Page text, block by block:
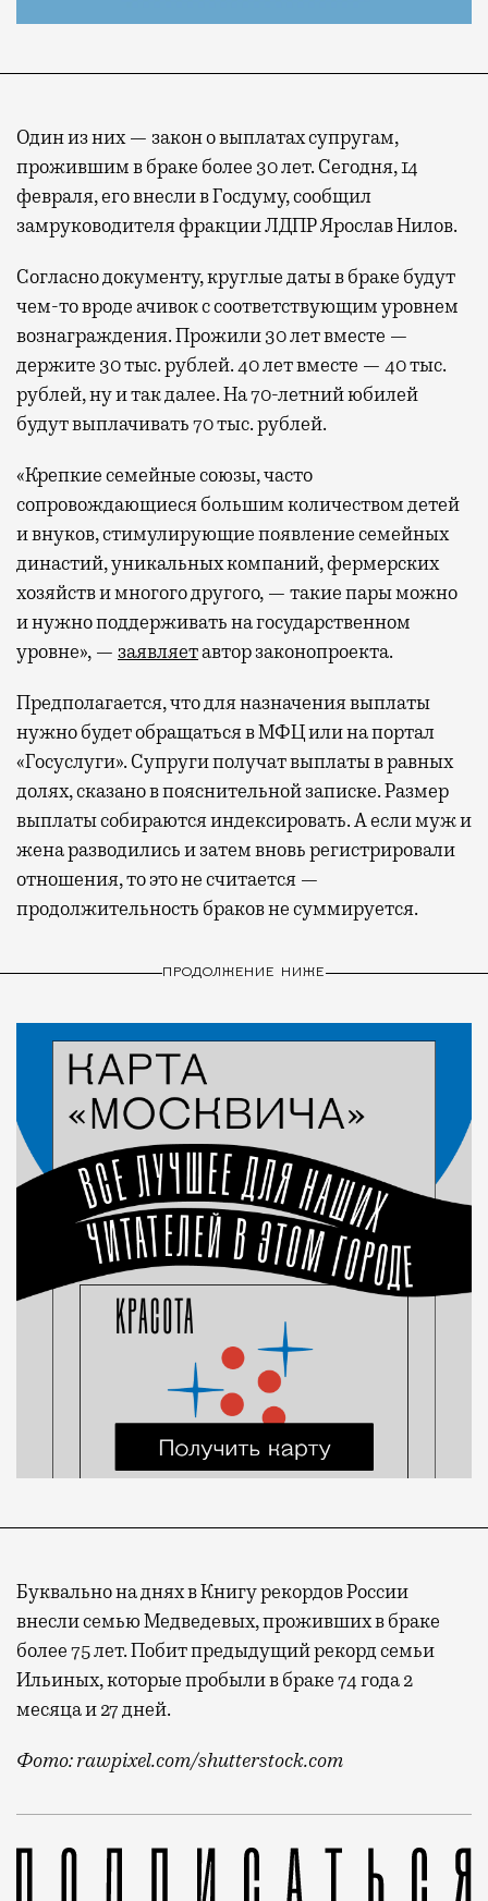
Один из них — закон о выплатах супругам,
прожившим в браке более 30 лет. Сегодня, 14
февраля, его внесли в Госдуму, сообщил
замруководителя фракции ЛДПР Ярослав Нилов.
Согласно документу, круглые даты в браке будут
чем-то вроде ачивок с соответствующим уровнем
вознаграждения. Прожили 30 лет вместе —
держите 30 тыс. рублей. 40 лет вместе — 40 тыс.
рублей, ну и так далее. На 70-летний юбилей
будут выплачивать 70 тыс. рублей.
«Крепкие семейные союзы, часто
сопровождающиеся большим количеством детей
и внуков, стимулирующие появление семейных
династий, уникальных компаний, фермерских
хозяйств и многого другого, — такие пары можно
и нужно поддерживать на государственном
уровне», — заявляетавтор законопроекта.
Предполагается, что для назначения выплаты
нужно будет обращаться в МФЦ или на портал
«Госуслуги». Супруги получат выплаты в равных
долях, сказано в пояснительной записке. Размер
выплаты собираются индексировать. А если муж и
жена разводились и затем вновь регистрировали
отношения, то это не считается —
продолжительность браков не суммируется.
ПРОДОЛЖЕНИЕ НИЖЕ
Буквально на днях в Книгу рекордов России
внесли семью Медведевых, проживших в браке
более 75 лет. Побит предыдущий рекорд семьи
Ильиных, которые пробыли в браке 74 года 2
месяца и 27 дней.
Фото: rawpixel.com/shutterstock.com
Статистика разводов в России удручает: